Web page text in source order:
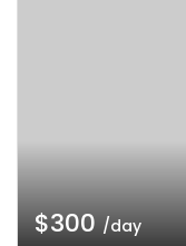
$300/day